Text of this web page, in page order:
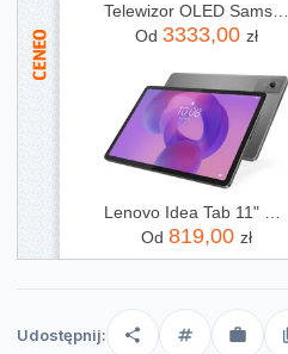
Telewizor OLED Samsung QE55S85FAU 55 cali 4K UHD
Od 3333,00 zł
Lenovo Idea Tab 11" 8/128GB Szary (ZAFR0442PL)
Od 819,00 zł
Udostępnij: